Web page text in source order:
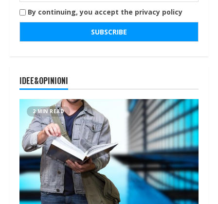
By continuing, you accept the privacy policy
IDEE&OPINIONI
2 MIN READ